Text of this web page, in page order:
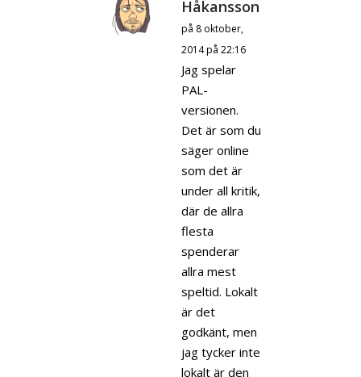
Håkansson
på 8 oktober,
2014 på 22:16
Jag spelar
PAL-
versionen.
Det är som du
säger online
som det är
under all kritik,
där de allra
flesta
spenderar
allra mest
speltid. Lokalt
är det
godkänt, men
jag tycker inte
lokalt är den